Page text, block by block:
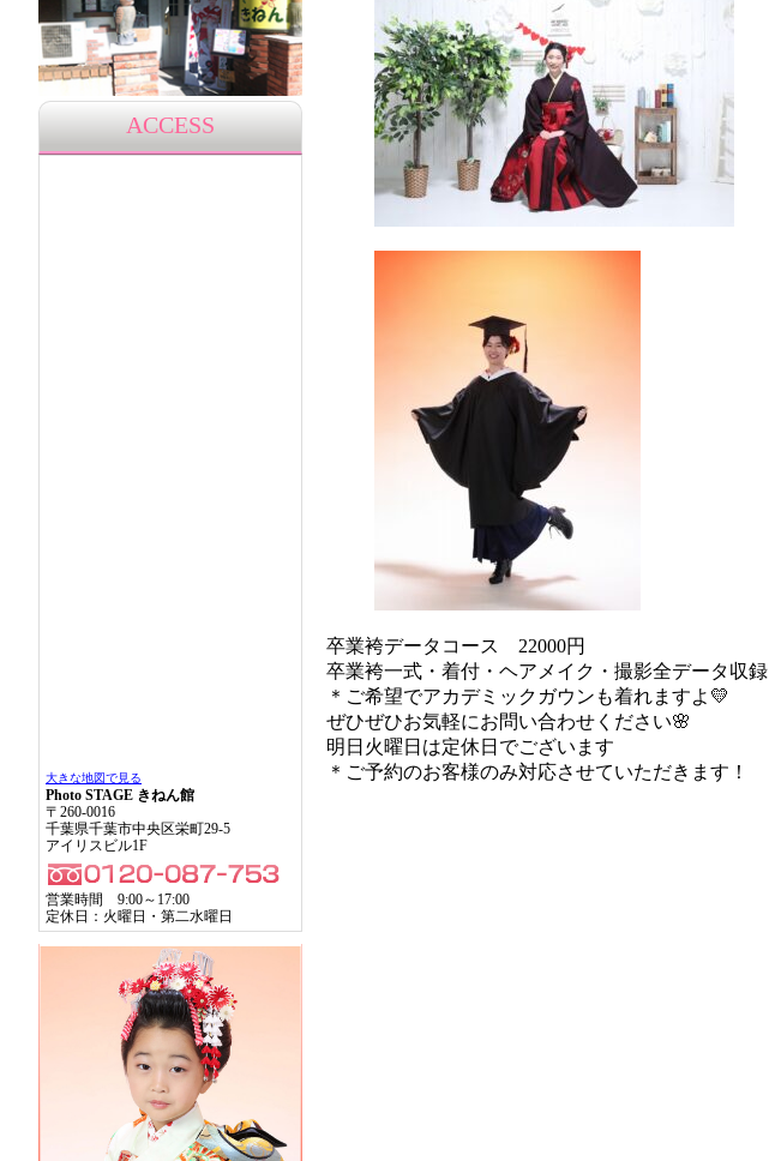
ACCESS
大きな地図で見る
Photo STAGE きねん館
〒260-0016
千葉県千葉市中央区栄町29-5
アイリスビル1F
営業時間 9:00～17:00
定休日：火曜日・第二水曜日
卒業袴データコース 22000円
卒業袴一式・着付・ヘアメイク・撮影全データ収録
＊ご希望でアカデミックガウンも着れますよ💛
ぜひぜひお気軽にお問い合わせください🌸
明日火曜日は定休日でございます
＊ご予約のお客様のみ対応させていただきます！